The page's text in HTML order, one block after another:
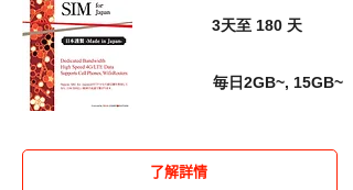
3天至 180 天
​毎日2GB~, 15GB~
了解詳情